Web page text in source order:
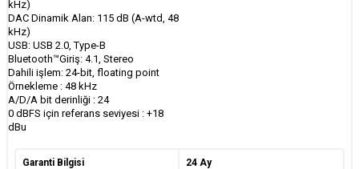
kHz)
DAC Dinamik Alan: 115 dB (A-wtd, 48
kHz)
USB: USB 2.0, Type-B
Bluetooth™Giriş: 4.1, Stereo
Dahili işlem: 24-bit, floating point
Örnekleme : 48 kHz
A/D/A bit derinliği : 24
0 dBFS için referans seviyesi : +18
dBu
Garanti Bilgisi 24 Ay